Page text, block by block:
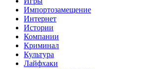
Импортозамещение
Интернет
Истории
Компании
Криминал
Культура
Лайфхаки